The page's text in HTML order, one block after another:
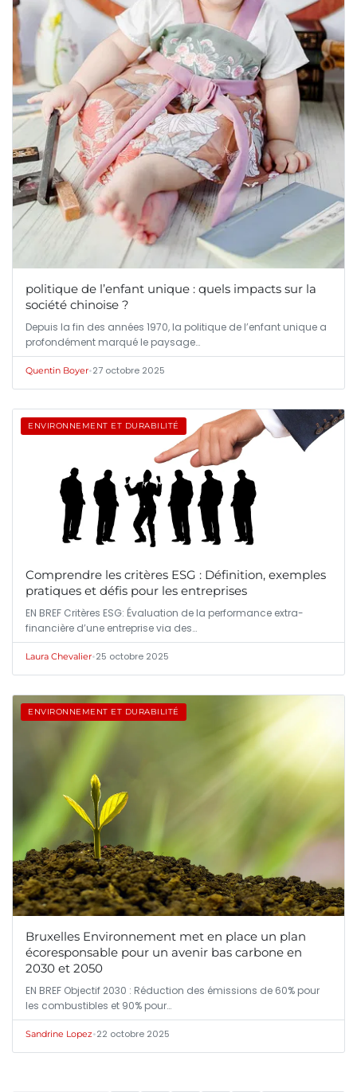
politique de l’enfant unique : quels impacts sur la
société chinoise ?
Depuis la fin des années 1970, la politique de l’enfant unique a
profondément marqué le paysage…
Quentin Boyer•27 octobre 2025
ENVIRONNEMENT ET DURABILITÉ
Comprendre les critères ESG : Définition, exemples
pratiques et défis pour les entreprises
EN BREF Critères ESG: Évaluation de la performance extra-
financière d’une entreprise via des…
Laura Chevalier•25 octobre 2025
ENVIRONNEMENT ET DURABILITÉ
Bruxelles Environnement met en place un plan
écoresponsable pour un avenir bas carbone en
2030 et 2050
EN BREF Objectif 2030 : Réduction des émissions de 60% pour
les combustibles et 90% pour…
Sandrine Lopez•22 octobre 2025